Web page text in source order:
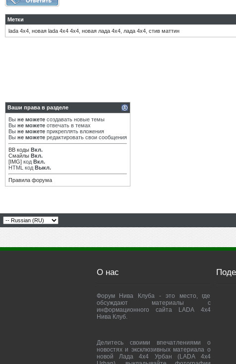
Метки
lada 4х4 новая lada 4х4 4х4 новая лада 4х4 лада 4х4 стив маттин
Ваши права в разделе
Вы не можете создавать новые темы
Вы не можете отвечать в темах
Вы не можете прикреплять вложения
Вы не можете редактировать свои сообщения
BB коды Вкл.
Смайлы Вкл.
[IMG] код Вкл.
HTML код Выкл.
Правила форума
О нас
Форум Нива Клуба - это место, где
обсуждают материалы с
информационного сайта LADA 4x4
Нива Клуб.
Делитесь своими впечатлениями о
новостях и эксклюзивных материала о
новой Лада 4х4 Урбан (LADA 4x4